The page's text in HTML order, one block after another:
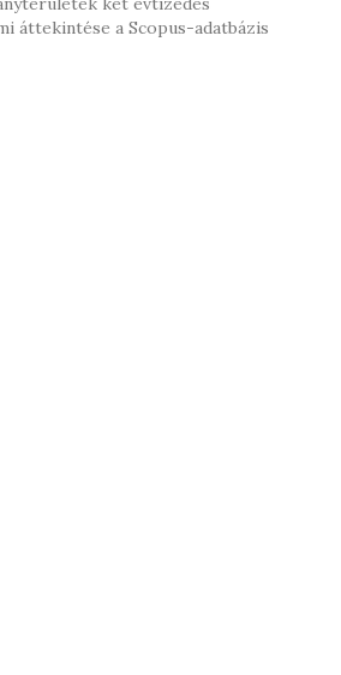
áttekintése a Scopus-adatbázis